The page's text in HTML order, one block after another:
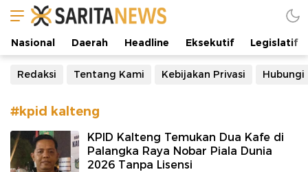
Manifestasi Arus Kebenaran
Nasional Daerah Headline Eksekutif Legislatif
Redaksi Tentang Kami Kebijakan Privasi Hubungi
#kpid kalteng
KPID Kalteng Temukan Dua Kafe di
Palangka Raya Nobar Piala Dunia
2026 Tanpa Lisensi